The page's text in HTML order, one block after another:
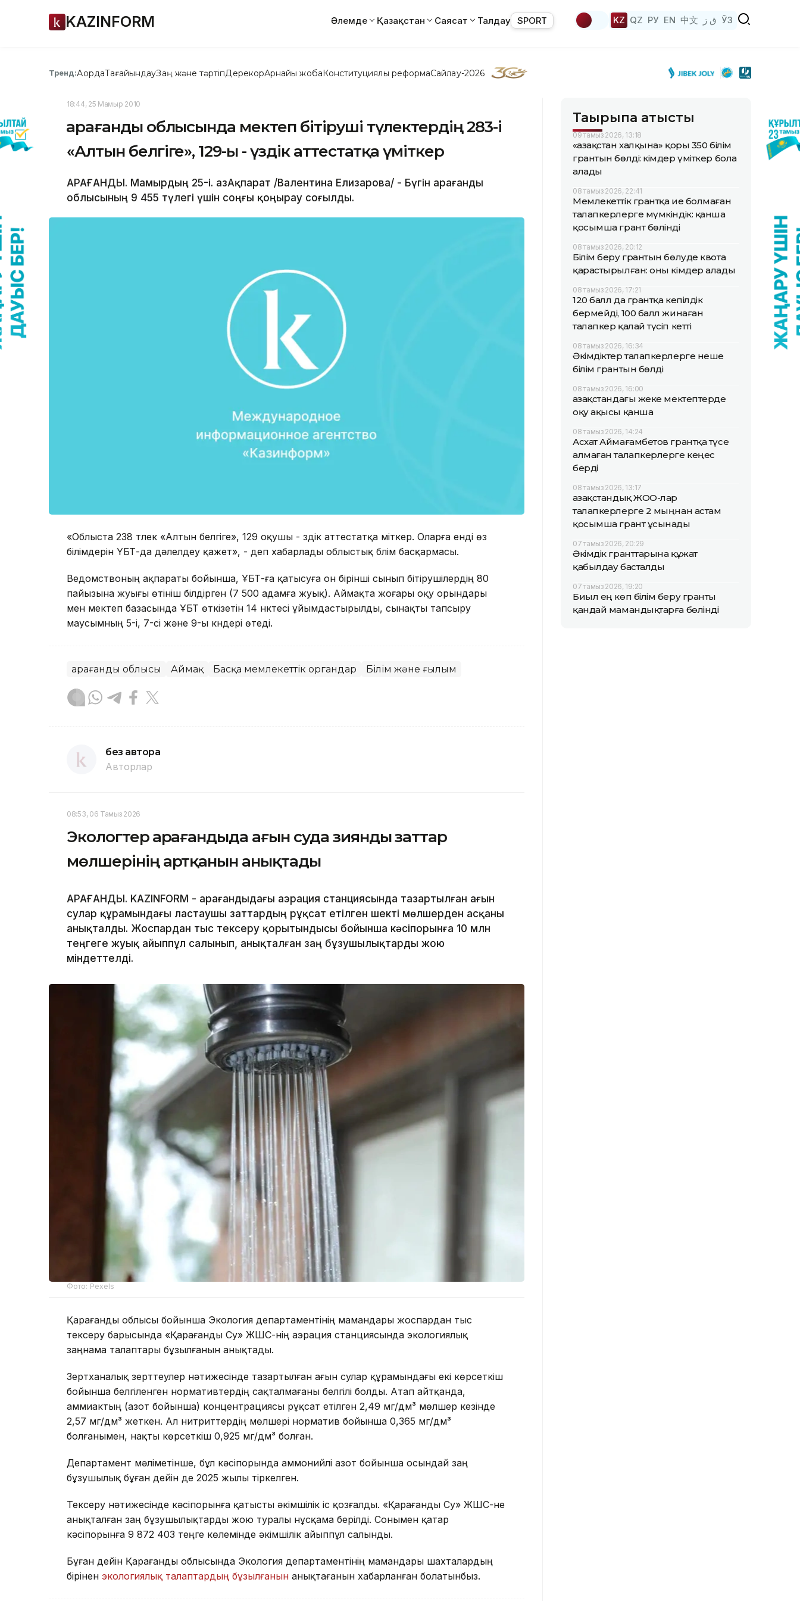
KAZINFORM Әлемде Қазақстан Саясат Талдау SPORT KZ QZ РУ EN 中文 ق ز ЎЗ
Тренд:АқордаТағайындауЗаң және тәртіпДерекқорАрнайы жобаКонституциялық реформаСайлау-2026
18:44, 25 Мамыр 2010
Қарағанды облысында мектеп бітіруші түлектердің 283-і
«Алтын белгіге», 129-ы - үздік аттестатқа үміткер
ҚАРАҒАНДЫ. Мамырдың 25-і. ҚазАқпарат /Валентина Елизарова/ - Бүгін Қарағанды
облысының 9 455 түлегі үшін соңғы қоңырау соғылды.
«Облыста 238 түлек «Алтын белгіге», 129 оқушы - үздік аттестатқа үміткер. Оларға енді өз
білімдерін ҮБТ-да дәлелдеу қажет», - деп хабарлады облыстық блім басқармасы.
Ведомствоның ақпараты бойынша, ҰБТ-ға қатысуға он бірінші сынып бітірушілердің 80
пайызына жуығы өтініш білдірген (7 500 адамға жуық). Аймақта жоғары оқу орындары
мен мектеп базасында ҰБТ өткізетін 14 нүктесі ұйымдастырылды, сынақты тапсыру
маусымның 5-і, 7-сі және 9-ы күндері өтеді.
Қарағанды облысы Аймақ Басқа мемлекеттік органдар Білім және ғылым
без автора
Авторлар
08:53, 06 Тамыз 2026
Экологтер Қарағандыда ағын суда зиянды заттар
мөлшерінің артқанын анықтады
ҚАРАҒАНДЫ. KAZINFORM - Қарағандыдағы аэрация станциясында тазартылған ағын
сулар құрамындағы ластаушы заттардың рұқсат етілген шекті мөлшерден асқаны
анықталды. Жоспардан тыс тексеру қорытындысы бойынша кәсіпорынға 10 млн
теңгеге жуық айыппұл салынып, анықталған заң бұзушылықтарды жою
міндеттелді.
Фото: Pexels
Қарағанды облысы бойынша Экология департаментінің мамандары жоспардан тыс
тексеру барысында «Қарағанды Су» ЖШС-нің аэрация станциясында экологиялық
заңнама талаптары бұзылғанын анықтады.
Зертханалық зерттеулер нәтижесінде тазартылған ағын сулар құрамындағы екі көрсеткіш
бойынша белгіленген нормативтердің сақталмағаны белгілі болды. Атап айтқанда,
аммиактың (азот бойынша) концентрациясы рұқсат етілген 2,49 мг/дм³ мөлшер кезінде
2,57 мг/дм³ жеткен. Ал нитриттердің мөлшері норматив бойынша 0,365 мг/дм³
болғанымен, нақты көрсеткіш 0,925 мг/дм³ болған.
Департамент мәліметінше, бұл кәсіпорында аммонийлі азот бойынша осындай заң
бұзушылық бұған дейін де 2025 жылы тіркелген.
Тексеру нәтижесінде кәсіпорынға қатысты әкімшілік іс қозғалды. «Қарағанды Су» ЖШС-не
анықталған заң бұзушылықтарды жою туралы нұсқама берілді. Сонымен қатар
кәсіпорынға 9 872 403 теңге көлемінде әкімшілік айыппұл салынды.
Бұған дейін Қарағанды облысында Экология департаментінің мамандары шахталардың
бірінен экологиялық талаптардың бұзылғанын анықтағанын хабарланған болатынбыз.
Тақырыпқа қатысты
09 тамыз 2026, 13:18
«Қазақстан халқына» қоры 350 білім
грантын бөлді: кімдер үміткер бола
алады
08 тамыз 2026, 22:41
Мемлекеттік грантқа ие болмаған
талапкерлерге мүмкіндік: қанша
қосымша грант бөлінді
08 тамыз 2026, 20:12
Білім беру грантын бөлуде квота
қарастырылған: оны кімдер алады
08 тамыз 2026, 17:21
120 балл да грантқа кепілдік
бермейді, 100 балл жинаған
талапкер қалай түсіп кетті
08 тамыз 2026, 16:34
Әкімдіктер талапкерлерге неше
білім грантын бөлді
08 тамыз 2026, 16:00
Қазақстандағы жеке мектептерде
оқу ақысы қанша
08 тамыз 2026, 14:24
Асхат Аймағамбетов грантқа түсе
алмаған талапкерлерге кеңес
берді
08 тамыз 2026, 13:17
Қазақстандық ЖОО-лар
талапкерлерге 2 мыңнан астам
қосымша грант ұсынады
07 тамыз 2026, 20:29
Әкімдік гранттарына құжат
қабылдау басталды
07 тамыз 2026, 19:20
Биыл ең көп білім беру гранты
қандай мамандықтарға бөлінді